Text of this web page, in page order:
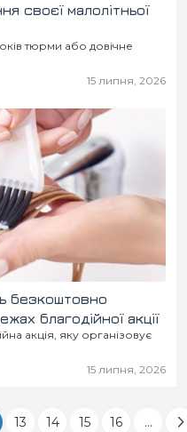
своєї малолітньої
тюрми або довічне
15 липня, 2026
безкоштовно
благодійної акції
акція, яку організовує
15 липня, 2026
13 14 15 16 ...